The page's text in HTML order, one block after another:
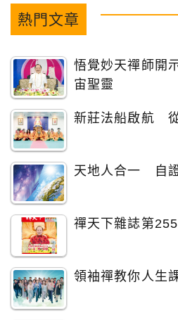
熱門文章
悟覺妙天禪師開
宙聖靈
新莊法船啟航
天地人合一 自
禪天下雜誌第
領袖禪教你人生